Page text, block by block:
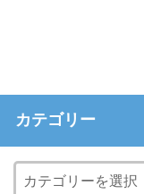
カテゴリー